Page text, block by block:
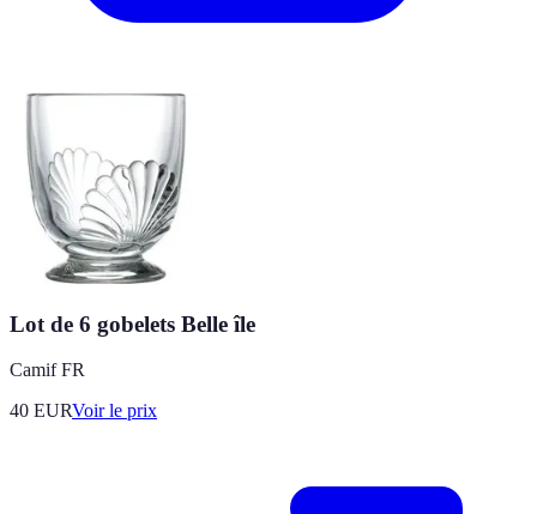
Lot de 6 gobelets Belle île
Camif FR
40 EURVoir le prix